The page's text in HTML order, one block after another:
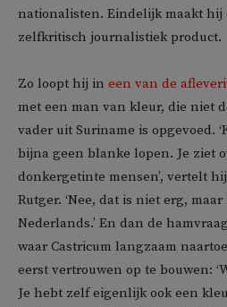
nationalisten. Eindelijk maakt hij
zelfkritisch journalistiek product.
Zo loopt hij in een van de
met een man van kleur, die niet
vader uit Suriname is opgevoed.
bijna geen blanke lopen. Je ziet
donkergetinte mensen’, vertelt
Rutger. ‘Nee, dat is niet erg,
Nederlands.’ En dan de
waar Castricum langzaam
eerst vertrouwen op te bouwen:
Je hebt zelf eigenlijk ook een